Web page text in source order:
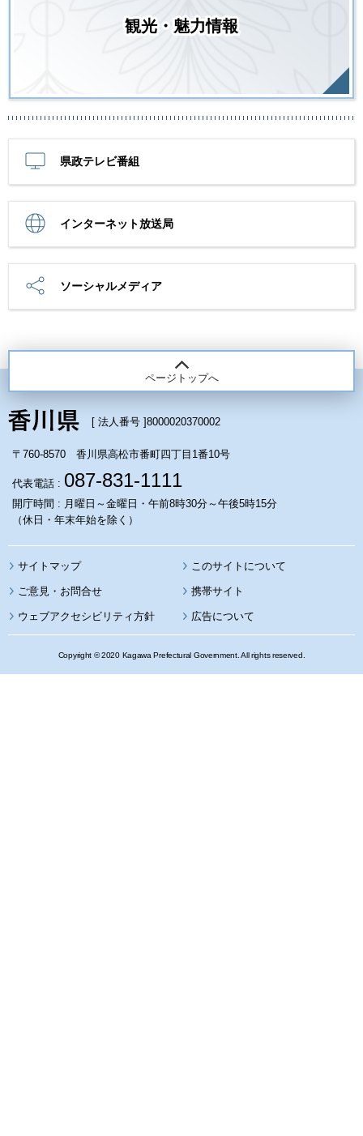
観光・魅力情報
県政テレビ番組
インターネット放送局
ソーシャルメディア
ページトップへ
[ 法人番号 ]8000020370002
〒760-8570 香川県高松市番町四丁目1番10号
代表電話 : 087-831-1111
開庁時間 : 月曜日～金曜日・午前8時30分～午後5時15分
（休日・年末年始を除く）
サイトマップ このサイトについて
携帯サイト
ウェブアクセシビリティ方針 広告について
Copyright © 2020 Kagawa Prefectural Government. All rights reserved.